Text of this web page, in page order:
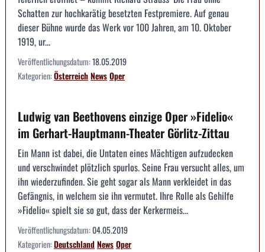
Schatten zur hochkarätig besetzten Festpremiere. Auf genau
dieser Bühne wurde das Werk vor 100 Jahren, am 10. Oktober
1919, ur...
Veröffentlichungsdatum:18.05.2019
Kategorien:ÖsterreichNewsOper
Ludwig van Beethovens einzige Oper »Fidelio«
im Gerhart-Hauptmann-Theater Görlitz-Zittau
Ein Mann ist dabei, die Untaten eines Mächtigen aufzudecken
und verschwindet plötzlich spurlos. Seine Frau versucht alles, um
ihn wiederzufinden. Sie geht sogar als Mann verkleidet in das
Gefängnis, in welchem sie ihn vermutet. Ihre Rolle als Gehilfe
»Fidelio« spielt sie so gut, dass der Kerkermeis...
Veröffentlichungsdatum:04.05.2019
Kategorien:DeutschlandNewsOper